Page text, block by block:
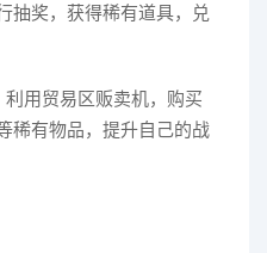
抽奖，获得稀有道具，兑
用贸易区贩卖机，购买
稀有物品，提升自己的战